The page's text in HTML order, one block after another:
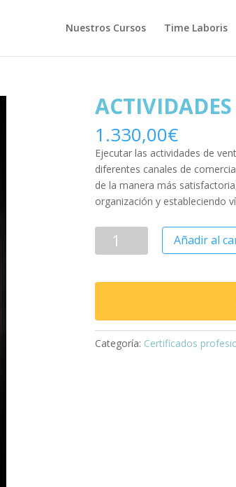
Nuestros Cursos Time Laboris
1.330,00€
Ejecutar las actividades de
diferentes canales de
de la manera más
organización y estableciendo
Añadir al
Categoría: Certificados